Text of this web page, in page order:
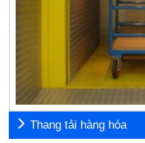
Thang tải hàng hóa